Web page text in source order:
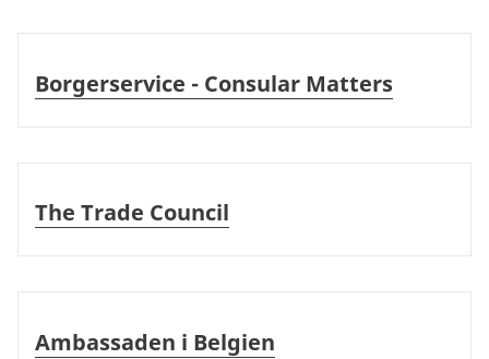
Borgerservice - Consular Matters
The Trade Council
Ambassaden i Belgien